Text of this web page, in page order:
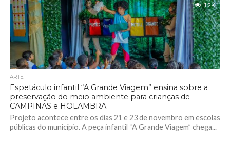
1.2K
ARTE
Espetáculo infantil “A Grande Viagem” ensina sobre a
preservação do meio ambiente para crianças de
CAMPINAS e HOLAMBRA
Projeto acontece entre os dias 21 e 23 de novembro em escolas
públicas do município. A peça infantil “A Grande Viagem” chega...